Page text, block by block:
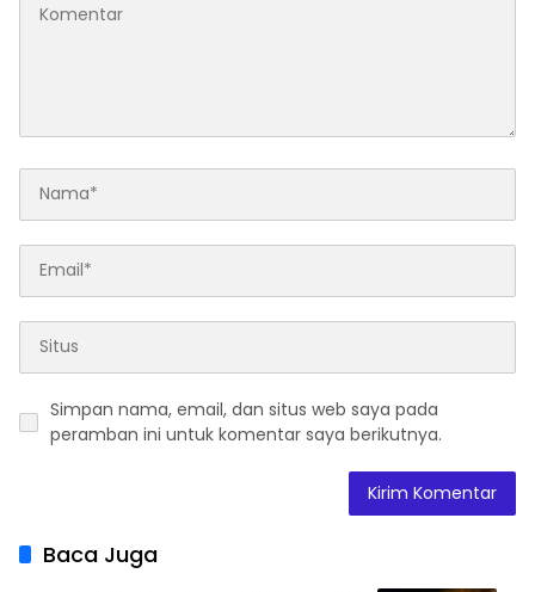
Simpan nama, email, dan situs web saya pada
peramban ini untuk komentar saya berikutnya.
Baca Juga